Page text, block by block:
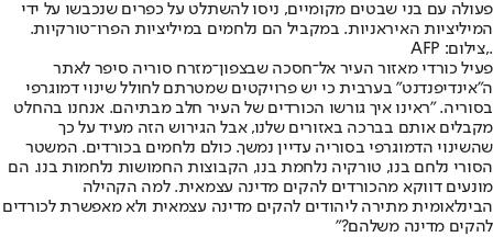
פעולה עם בני שבטים מקומיים, ניסו להשתלט על כפרים שנכבשו על ידי
המיליציות האיראניות. במקביל הם נלחמים במיליציות הפרו־טורקיות.
.,צילום: AFP
פעיל כורדי מאזור העיר אל־חסכה שבצפון־מזרח סוריה סיפר לאתר
ה"אינדיפנדנט" בערבית כי יש פרויקטים שמטרתם לחולל שינוי דמוגרפי
בסוריה. "ראינו איך גורשו הכורדים של העיר חלב מבתיהם. אנחנו בהחלט
מקבלים אותם בברכה באזורים שלנו, אבל הגירוש הזה מעיד על כך
שהשינוי הדמוגרפי בסוריה עדיין נמשך. כולם נלחמים בכורדים. המשטר
הסורי נלחם בנו, טורקיה נלחמת בנו, הקבוצות החמושות נלחמות בנו. הם
מונעים דווקא מהכורדים להקים מדינה עצמאית. למה הקהילה
הבינלאומית מתירה ליהודים להקים מדינה עצמאית ולא מאפשרת לכורדים
להקים מדינה משלהם?"